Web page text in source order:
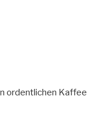
ordentlichen Kaffee